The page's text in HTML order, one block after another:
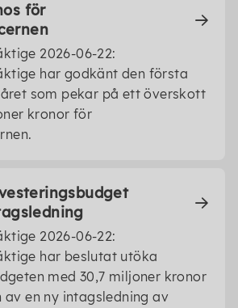
för
2026-06-22:
har godkänt den första
som pekar på ett överskott
kronor för
2026-06-22:
har beslutat utöka
med 30,7 miljoner kronor
en ny intagsledning av